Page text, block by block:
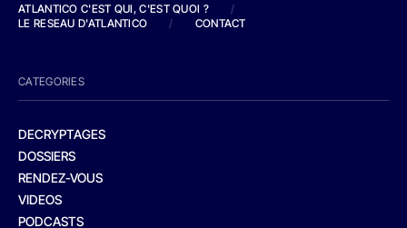
ATLANTICO C'EST QUI, C'EST QUOI ?
/
LE RESEAU D'ATLANTICO
/ CONTACT
CATEGORIES
DECRYPTAGES
DOSSIERS
RENDEZ-VOUS
VIDEOS
PODCASTS